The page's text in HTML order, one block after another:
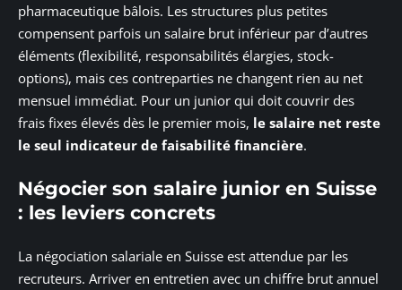
pharmaceutique bâlois. Les structures plus petites
compensent parfois un salaire brut inférieur par d’autres
éléments (flexibilité, responsabilités élargies, stock-
options), mais ces contreparties ne changent rien au net
mensuel immédiat. Pour un junior qui doit couvrir des
frais fixes élevés dès le premier mois, le salaire net reste
le seul indicateur de faisabilité financière.
Négocier son salaire junior en Suisse
: les leviers concrets
La négociation salariale en Suisse est attendue par les
recruteurs. Arriver en entretien avec un chiffre brut annuel